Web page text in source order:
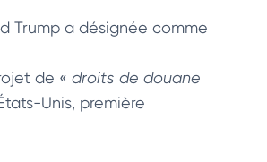
Trump a désignée comme
de « droits de douane
Unis, première